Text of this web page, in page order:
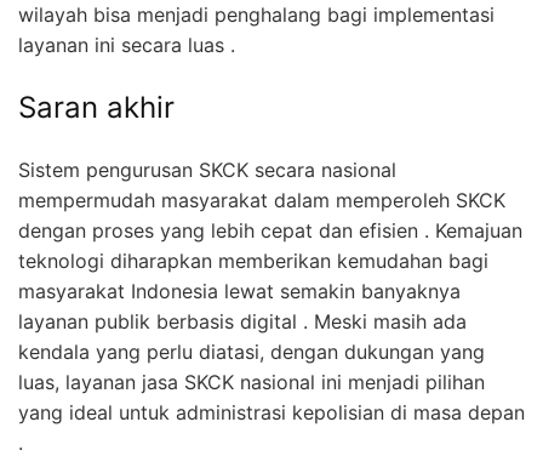
wilayah bisa menjadi penghalang bagi implementasi
layanan ini secara luas .
Saran akhir
Sistem pengurusan SKCK secara nasional
mempermudah masyarakat dalam memperoleh SKCK
dengan proses yang lebih cepat dan efisien . Kemajuan
teknologi diharapkan memberikan kemudahan bagi
masyarakat Indonesia lewat semakin banyaknya
layanan publik berbasis digital . Meski masih ada
kendala yang perlu diatasi, dengan dukungan yang
luas, layanan jasa SKCK nasional ini menjadi pilihan
yang ideal untuk administrasi kepolisian di masa depan
.